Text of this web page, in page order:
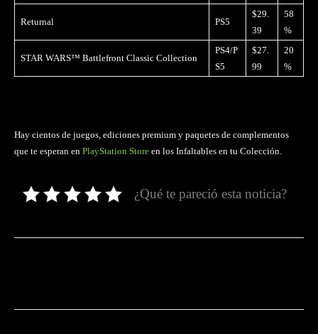
Returnal PS5
$29.
39
58
%
STAR WARS™ Battlefront Classic Collection
PS4/P
S5
$27.
99
20
%
Hay cientos de juegos, ediciones premium y paquetes de complementos
que te esperan en PlayStation Store en los Infaltables en tu Colección.
¿Qué te pareció esta noticia?